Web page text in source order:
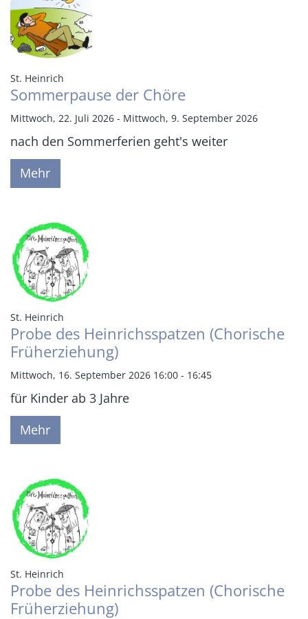
St. Heinrich
Sommerpause der Chöre
Mittwoch, 22. Juli 2026 - Mittwoch, 9. September 2026
nach den Sommerferien geht's weiter
Mehr
St. Heinrich
Probe des Heinrichsspatzen (Chorische
Früherziehung)
Mittwoch, 16. September 2026 16:00 - 16:45
für Kinder ab 3 Jahre
Mehr
St. Heinrich
Probe des Heinrichsspatzen (Chorische
Früherziehung)